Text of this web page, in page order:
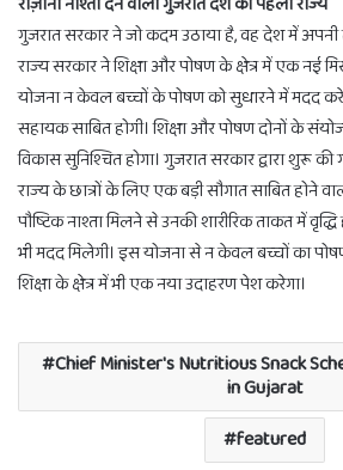
गुजरात सरकार ने जो कदम उठाया है, वह देश में अपनी
राज्य सरकार ने शिक्षा और पोषण के क्षेत्र में एक नई
योजना न केवल बच्चों के पोषण को सुधारने में मदद
सहायक साबित होगी। शिक्षा और पोषण दोनों के
विकास सुनिश्चित होगा। गुजरात सरकार द्वारा शुरू की
राज्य के छात्रों के लिए एक बड़ी सौगात साबित होने
पौष्टिक नाश्ता मिलने से उनकी शारीरिक ताकत में
भी मदद मिलेगी। इस योजना से न केवल बच्चों का
शिक्षा के क्षेत्र में भी एक नया उदाहरण पेश करेगा।
Chief Minister's Nutritious Snack
in Gujarat
featured